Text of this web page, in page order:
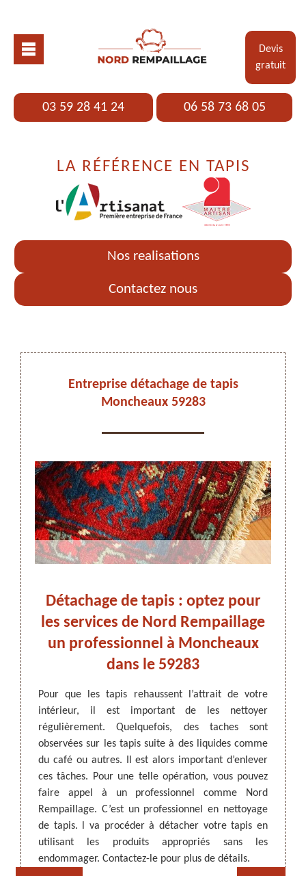
Devis
gratuit
03 59 28 41 24 06 58 73 68 05
LA RÉFÉRENCE EN TAPIS
Nos realisations
Contactez nous
ARTISAN DEZITTER, REMPAILLAGE -
CANNAGE - RECOLLAGE, 59 NORD
Rempaillage fauteuil,
Cannage fauteuil, chaises
Entreprise détachage de tapis
Moncheaux 59283
du
par
bien
de
être
et
ou
Détachage de tapis : optez pour
les services de Nord Rempaillage
un professionnel à Moncheaux
dans le 59283
Pour que les tapis rehaussent l’attrait de votre
intérieur, il est important de les nettoyer
régulièrement. Quelquefois, des taches sont
observées sur les tapis suite à des liquides comme
du café ou autres. Il est alors important d’enlever
ces tâches. Pour une telle opération, vous pouvez
faire appel à un professionnel comme Nord
Rempaillage. C’est un professionnel en nettoyage
de tapis. l va procéder à détacher votre tapis en
utilisant les produits appropriés sans les
endommager. Contactez-le pour plus de détails.
Pour
Si
pas
est